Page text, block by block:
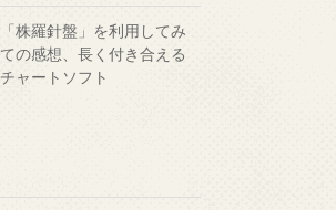
「株羅針盤」を利用してみ
ての感想、長く付き合える
チャートソフト